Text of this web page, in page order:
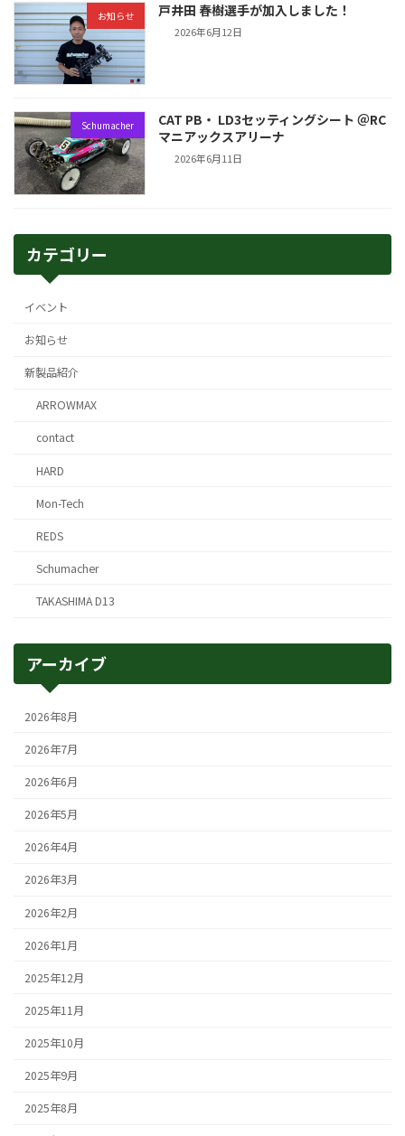
お知らせ 戸井田 春樹選手が加入しました！
2026年6月12日
Schumacher
CAT PB・ LD3セッティングシート ＠RC
マニアックスアリーナ
2026年6月11日
カテゴリー
イベント
お知らせ
新製品紹介
ARROWMAX
contact
HARD
Mon-Tech
REDS
Schumacher
TAKASHIMA D13
アーカイブ
2026年8月
2026年7月
2026年6月
2026年5月
2026年4月
2026年3月
2026年2月
2026年1月
2025年12月
2025年11月
2025年10月
2025年9月
2025年8月